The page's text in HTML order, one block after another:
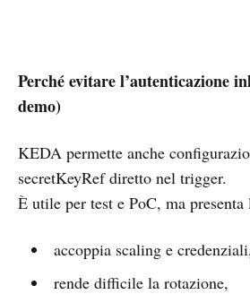
Perché evitare l’autenticazione
demo)
KEDA permette anche
secretKeyRef diretto nel trigger.
È utile per test e PoC, ma
accoppia scaling e
rende difficile la rotazione,